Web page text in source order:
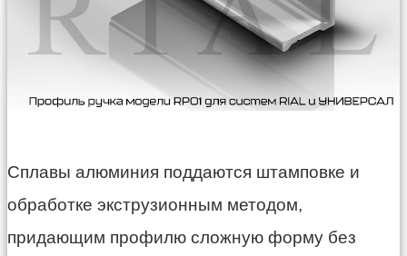
Сплавы алюминия поддаются штамповке и
обработке экструзионным методом,
придающим профилю сложную форму без